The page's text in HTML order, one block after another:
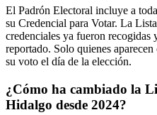
El Padrón Electoral incluye a
su Credencial para Votar. La
credenciales ya fueron recogidas
reportado. Solo quienes
su voto el día de la elección.
¿Cómo ha cambiado la
Hidalgo desde 2024?